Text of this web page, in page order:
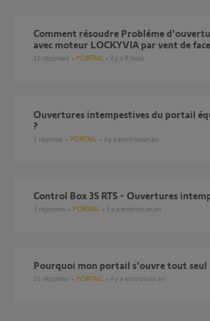
Comment résoudre Probléme d'ouverture de mon portail
avec moteur LOCKYVIA par vent de
11 réponses PORTAIL il y a 8 mois
ouvertures intempestives du portail équipé de LOCKYVIA
?
1 réponse PORTAIL il y a environ un an
Control Box 3S RTS - Ouvertures
3 réponses PORTAIL il y a environ un an
Pourquoi mon portail s'ouvre tout seul
21 réponses PORTAIL il y a environ un an